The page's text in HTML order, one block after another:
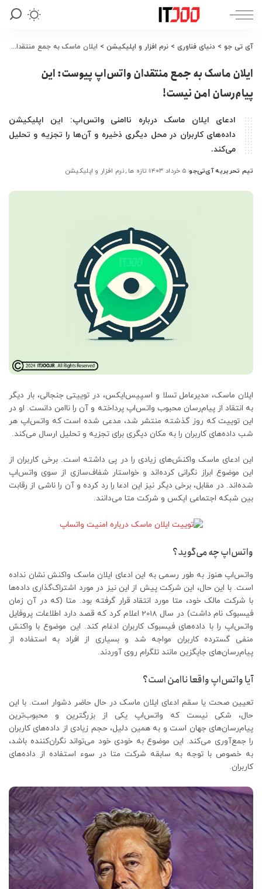
آی تی جو > دنیای فناوری > نرم افزار و اپلیکیشن > ایلان ماسک به جمع منتقدان واتس‌اپ پیوست: این پیام‌رسان امن نیست!
ایلان ماسک به جمع منتقدان واتس‌اپ پیوست: این
پیام‌رسان امن نیست!
ادعای ایلان ماسک درباره ناامنی واتس‌اپ: این اپلیکیشن
داده‌های کاربران در محل دیگری ذخیره و آن‌ها را تجزیه و تحلیل
می‌کند.
ارسال
توسط
تیم تحریریه آی‌تی‌جو ۵ خرداد ۱۴۰۳ تازه ها نرم افزار و اپلیکیشن
ایلان ماسک، مدیرعامل تسلا و اسپیس‌ایکس، در توییتی جنجالی، بار دیگر
به انتقاد از پیام‌رسان محبوب واتس‌اپ پرداخته و آن را ناامن دانست. او در
این توییت که روز گذشته منتشر شد، مدعی شده است که واتس‌اپ هر
شب داده‌های کاربران را به مکان دیگری برای تجزیه و تحلیل ارسال می‌کند.
این ادعای ماسک واکنش‌های زیادی را در پی داشته است. برخی کاربران از
این موضوع ابراز نگرانی کرده‌اند و خواستار شفاف‌سازی از سوی واتس‌اپ
شده‌اند. در مقابل، برخی دیگر نیز این ادعا را رد کرده و آن را ناشی از رقابت
بین شبکه اجتماعی ایکس و شرکت متا می‌دانند.
واتس‌اپ چه می‌گوید؟
واتس‌اپ هنوز به طور رسمی به این ادعای ایلان ماسک واکنش نشان نداده
است. با این حال، این شرکت پیش از این نیز در مورد اشتراک‌گذاری داده‌ها
با شرکت مالک خود، متا مورد انتقاد قرار گرفته بود. متا (که در آن زمان
فیسبوک نام داشت) در سال 2018 اعلام کرد که قصد دارد اطلاعات پروفایل
واتس‌اپ را با داده‌های فیسبوک کاربران ادغام کند. این موضوع با واکنش
منفی گسترده کاربران مواجه شد و بسیاری از افراد به استفاده از
پیام‌رسان‌های جایگزین مانند تلگرام روی آوردند.
آیا واتس‌اپ واقعا ناامن است؟
تعیین صحت یا سقم ادعای ایلان ماسک در حال حاضر دشوار است. با این
حال، شکی نیست که واتس‌اپ یکی از بزرگترین و محبوب‌ترین
پیام‌رسان‌های جهان است و به همین دلیل، حجم زیادی از داده‌های کاربران
را جمع‌آوری می‌کند. این موضوع به خودی خود می‌تواند نگران‌کننده باشد،
به خصوص با توجه به سابقه شرکت متا در سوء استفاده از داده‌های
کاربران.